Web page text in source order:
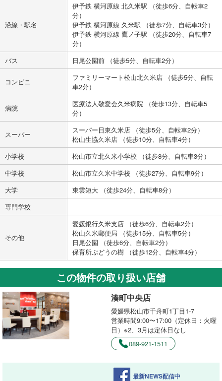
沿線・駅名
伊予鉄 横河原線 北久米駅 （徒歩6分、自転車2
分）
伊予鉄 横河原線 久米駅 （徒歩7分、自転車3分）
伊予鉄 横河原線 鷹ノ子駅 （徒歩20分、自転車7
分）
バス
日尾公園前 （徒歩5分、自転車2分）
コンビニ
ファミリーマート松山北久米店 （徒歩5分、自転
車2分）
病院
医療法人敬愛会久米病院 （徒歩13分、自転車5
分）
スーパー
スーパー日東久米店 （徒歩5分、自転車2分）
松山生協久米店 （徒歩10分、自転車4分）
小学校
松山市立北久米小学校 （徒歩8分、自転車3分）
中学校
松山市立久米中学校 （徒歩27分、自転車9分）
大学
東雲短大 （徒歩24分、自転車8分）
専門学校
その他
愛媛銀行久米支店 （徒歩6分、自転車2分）
松山久米郵便局 （徒歩15分、自転車5分）
日尾公園 （徒歩6分、自転車2分）
保育所ぶどうの樹 （徒歩12分、自転車4分）
この物件の取り扱い店舗
湊町中央店
愛媛県松山市千舟町1丁目1-7
営業時間9:00〜17:00（定休日：火曜
日）※2、3月は定休日なし
089-921-1511
最新NEWS配信中